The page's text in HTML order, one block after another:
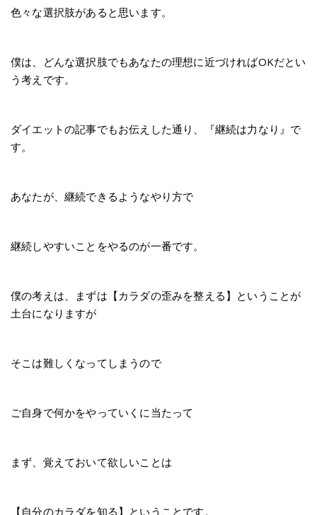
色々な選択肢があると思います。
僕は、どんな選択肢でもあなたの理想に近づければOKだとい
う考えです。
ダイエットの記事でもお伝えした通り、『継続は力なり』で
す。
あなたが、継続できるようなやり方で
継続しやすいことをやるのが一番です。
僕の考えは、まずは【カラダの歪みを整える】ということが
土台になりますが
そこは難しくなってしまうので
ご自身で何かをやっていくに当たって
まず、覚えておいて欲しいことは
【自分のカラダを知る】ということです。